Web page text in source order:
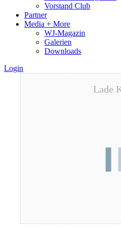
Vorstand Club
Partner
Media + More
WJ-Magazin
Galerien
Downloads
Login
Lade